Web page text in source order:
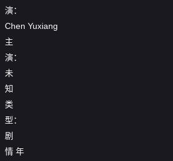
演：
Chen Yuxiang
主
演：
未
知
类
型：
剧
情 年